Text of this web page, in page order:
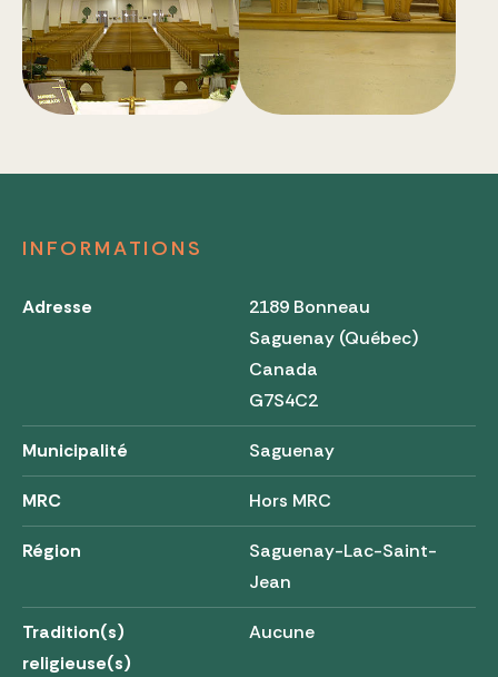
INFORMATIONS
Adresse
2189 Bonneau
Saguenay (Québec)
Canada
G7S4C2
Municipalité Saguenay
MRC Hors MRC
Région
Saguenay-Lac-Saint-
Jean
Tradition(s)
religieuse(s)
Aucune